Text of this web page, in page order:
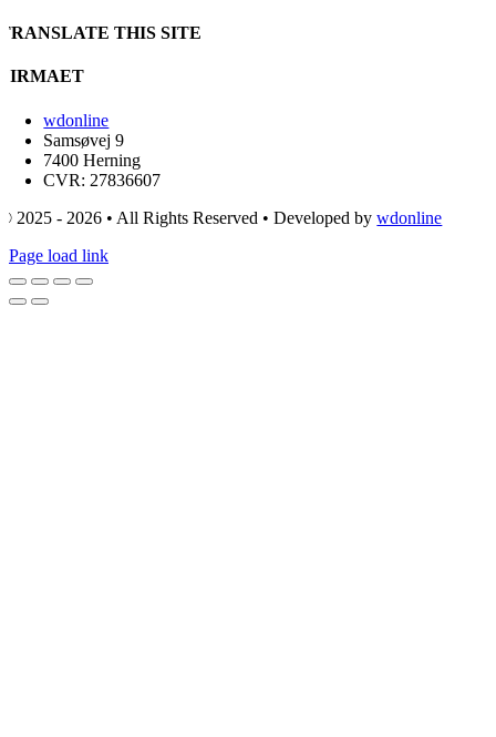
TRANSLATE THIS SITE
FIRMAET
wdonline
Samsøvej 9
7400 Herning
CVR: 27836607
© 2025 - 2026 • All Rights Reserved • Developed bywdonline
Page load link